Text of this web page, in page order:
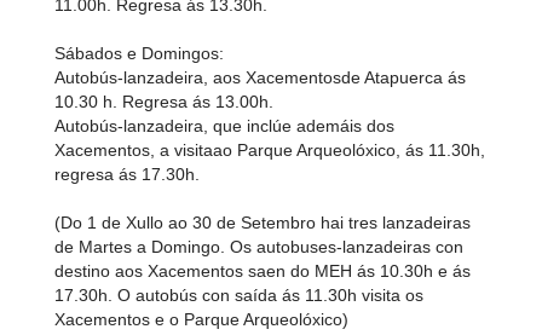
11.00h. Regresa ás 13.30h.
Sábados e Domingos:
Autobús-lanzadeira, aos Xacementosde Atapuerca ás
10.30 h. Regresa ás 13.00h.
Autobús-lanzadeira, que inclúe ademáis dos
Xacementos, a visitaao Parque Arqueolóxico, ás 11.30h,
regresa ás 17.30h.
(Do 1 de Xullo ao 30 de Setembro hai tres lanzadeiras
de Martes a Domingo. Os autobuses-lanzadeiras con
destino aos Xacementos saen do MEH ás 10.30h e ás
17.30h. O autobús con saída ás 11.30h visita os
Xacementos e o Parque Arqueolóxico)